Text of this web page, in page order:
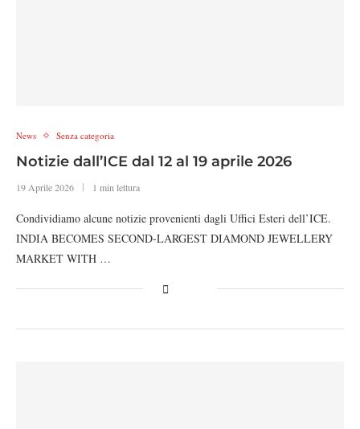
News Senza categoria
Notizie dall’ICE dal 12 al 19 aprile 2026
19 Aprile 2026 1 min lettura
Condividiamo alcune notizie provenienti dagli Uffici Esteri dell’ICE.
INDIA BECOMES SECOND-LARGEST DIAMOND JEWELLERY
MARKET WITH …